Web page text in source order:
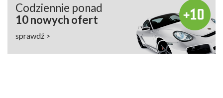
Codziennie ponad
10 nowych ofert
sprawdź >